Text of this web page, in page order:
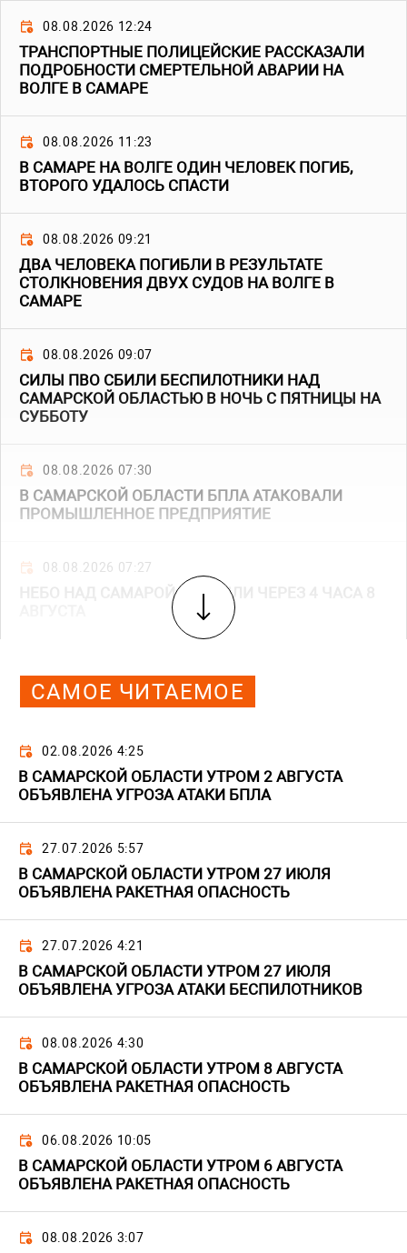
08.08.2026 12:24
ТРАНСПОРТНЫЕ ПОЛИЦЕЙСКИЕ РАССКАЗАЛИ
ПОДРОБНОСТИ СМЕРТЕЛЬНОЙ АВАРИИ НА
ВОЛГЕ В САМАРЕ
08.08.2026 11:23
В САМАРЕ НА ВОЛГЕ ОДИН ЧЕЛОВЕК ПОГИБ,
ВТОРОГО УДАЛОСЬ СПАСТИ
08.08.2026 09:21
ДВА ЧЕЛОВЕКА ПОГИБЛИ В РЕЗУЛЬТАТЕ
СТОЛКНОВЕНИЯ ДВУХ СУДОВ НА ВОЛГЕ В
САМАРЕ
08.08.2026 09:07
СИЛЫ ПВО СБИЛИ БЕСПИЛОТНИКИ НАД
САМАРСКОЙ ОБЛАСТЬЮ В НОЧЬ С ПЯТНИЦЫ НА
СУББОТУ
08.08.2026 07:30
В САМАРСКОЙ ОБЛАСТИ БПЛА АТАКОВАЛИ
ПРОМЫШЛЕННОЕ ПРЕДПРИЯТИЕ
08.08.2026 07:27
НЕБО НАД САМАРОЙ ОТКРЫЛИ ЧЕРЕЗ 4 ЧАСА 8
САМОЕ ЧИТАЕМОЕ
02.08.2026 4:25
В САМАРСКОЙ ОБЛАСТИ УТРОМ 2 АВГУСТА
ОБЪЯВЛЕНА УГРОЗА АТАКИ БПЛА
27.07.2026 5:57
В САМАРСКОЙ ОБЛАСТИ УТРОМ 27 ИЮЛЯ
ОБЪЯВЛЕНА РАКЕТНАЯ ОПАСНОСТЬ
27.07.2026 4:21
В САМАРСКОЙ ОБЛАСТИ УТРОМ 27 ИЮЛЯ
ОБЪЯВЛЕНА УГРОЗА АТАКИ БЕСПИЛОТНИКОВ
08.08.2026 4:30
В САМАРСКОЙ ОБЛАСТИ УТРОМ 8 АВГУСТА
ОБЪЯВЛЕНА РАКЕТНАЯ ОПАСНОСТЬ
06.08.2026 10:05
В САМАРСКОЙ ОБЛАСТИ УТРОМ 6 АВГУСТА
ОБЪЯВЛЕНА РАКЕТНАЯ ОПАСНОСТЬ
08.08.2026 3:07